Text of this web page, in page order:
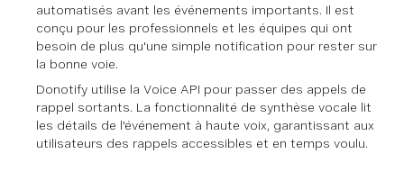
automatisés avant les événements importants. Il est
conçu pour les professionnels et les équipes qui ont
besoin de plus qu'une simple notification pour rester sur
la bonne voie.
Donotify utilise la Voice API pour passer des appels de
rappel sortants. La fonctionnalité de synthèse vocale lit
les détails de l'événement à haute voix, garantissant aux
utilisateurs des rappels accessibles et en temps voulu.